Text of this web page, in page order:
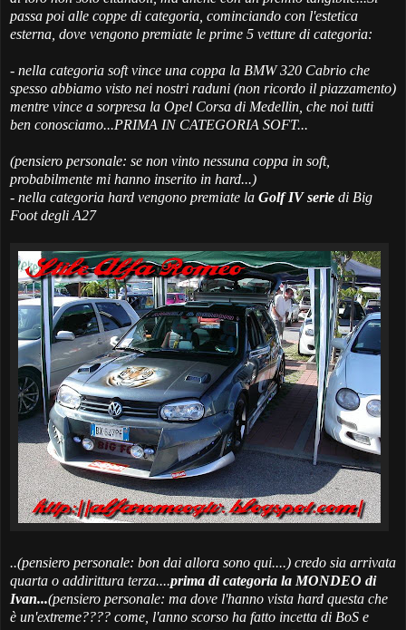
passa poi alle coppe di categoria, cominciando con l'estetica
esterna, dove vengono premiate le prime 5 vetture di categoria:
- nella categoria soft vince una coppa la BMW 320 Cabrio che
spesso abbiamo visto nei nostri raduni (non ricordo il piazzamento)
mentre vince a sorpresa la Opel Corsa di Medellin, che noi tutti
ben conosciamo...PRIMA IN CATEGORIA SOFT...
(pensiero personale: se non vinto nessuna coppa in soft,
probabilmente mi hanno inserito in hard...)
- nella categoria hard vengono premiate la Golf IV serie di Big
Foot degli A27
..(pensiero personale: bon dai allora sono qui....) credo sia arrivata
quarta o addirittura terza....prima di categoria la MONDEO di
Ivan...(pensiero personale: ma dove l'hanno vista hard questa che
è un'extreme???? come, l'anno scorso ha fatto incetta di BoS e